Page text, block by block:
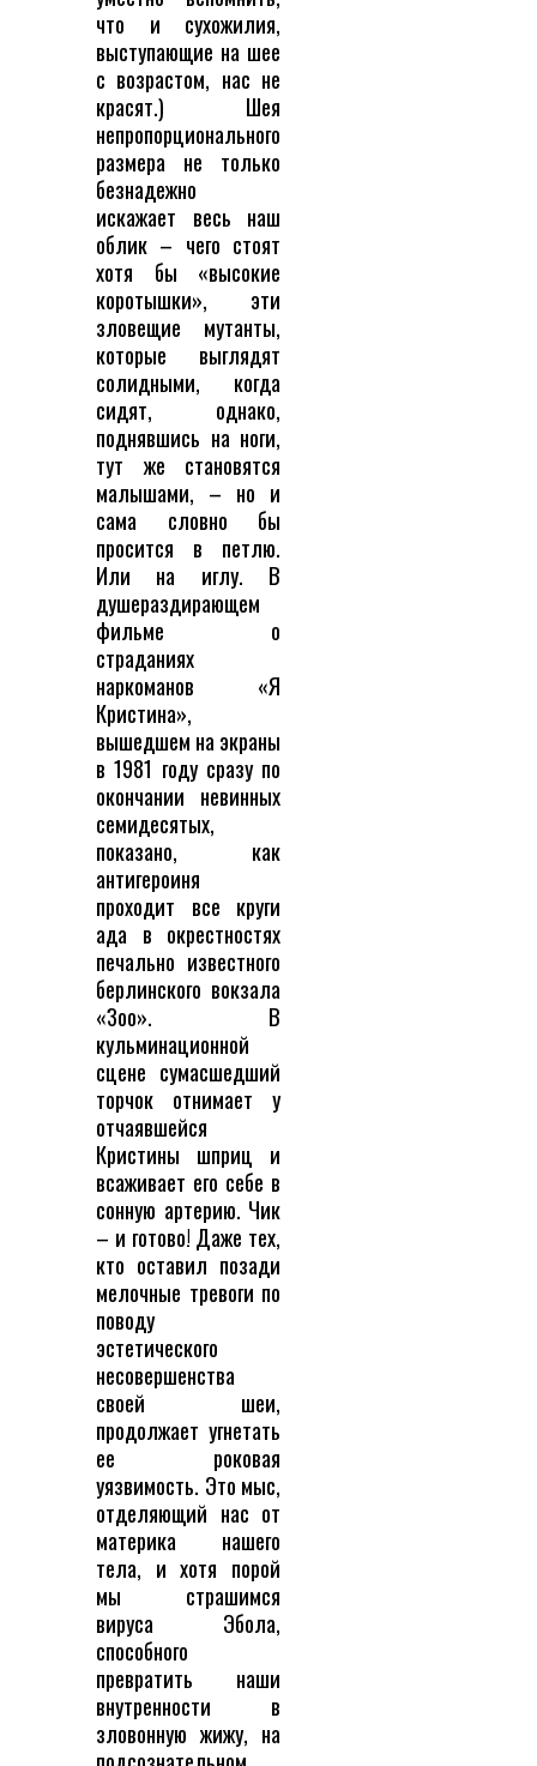
что и сухожилия,
выступающие на шее
с возрастом, нас не
красят.) Шея
непропорционального
размера не только
безнадежно
искажает весь наш
облик – чего стоят
хотя бы «высокие
коротышки», эти
зловещие мутанты,
которые выглядят
солидными, когда
сидят, однако,
поднявшись на ноги,
тут же становятся
малышами, – но и
сама словно бы
просится в петлю.
Или на иглу. В
душераздирающем
фильме о
страданиях
наркоманов «Я
Кристина»,
вышедшем на экраны
в 1981 году сразу по
окончании невинных
семидесятых,
показано, как
антигероиня
проходит все круги
ада в окрестностях
печально известного
берлинского вокзала
«Зоо». В
кульминационной
сцене сумасшедший
торчок отнимает у
отчаявшейся
Кристины шприц и
всаживает его себе в
сонную артерию. Чик
– и готово! Даже тех,
кто оставил позади
мелочные тревоги по
поводу
эстетического
несовершенства
своей шеи,
продолжает угнетать
ее роковая
уязвимость. Это мыс,
отделяющий нас от
материка нашего
тела, и хотя порой
мы страшимся
вируса Эбола,
способного
превратить наши
внутренности в
зловонную жижу, на